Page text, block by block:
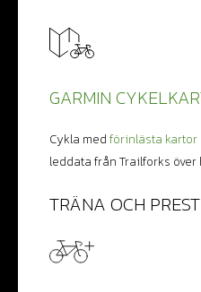
GARMIN
Cykla med förinlästa kartor
leddata från Trailforks över
TRÄNA OCH